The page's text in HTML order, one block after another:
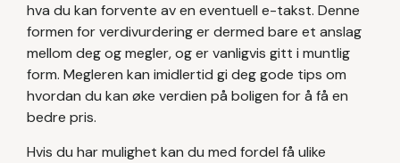
hva du kan forvente av en eventuell e-takst. Denne
formen for verdivurdering er dermed bare et anslag
mellom deg og megler, og er vanligvis gitt i muntlig
form. Megleren kan imidlertid gi deg gode tips om
hvordan du kan øke verdien på boligen for å få en
bedre pris.
Hvis du har mulighet kan du med fordel få ulike